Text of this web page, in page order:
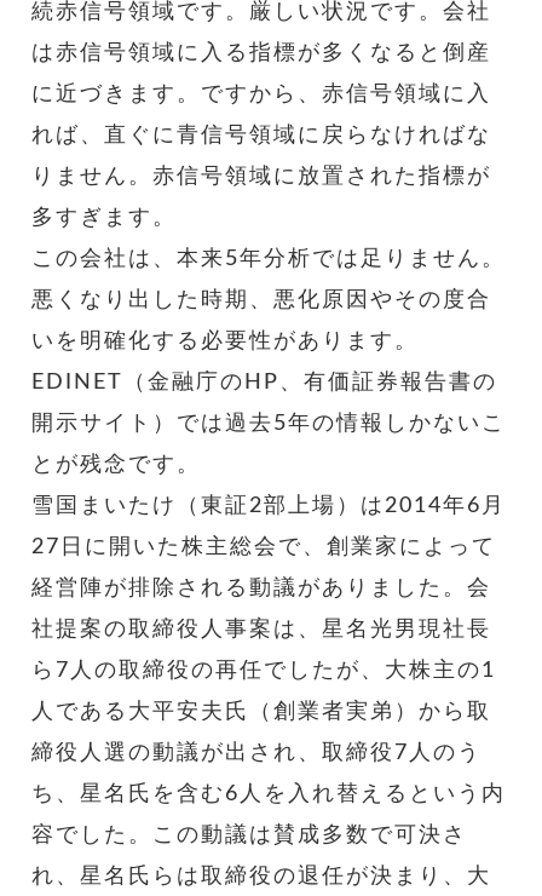
続赤信号領域です。厳しい状況です。会社
は赤信号領域に入る指標が多くなると倒産
に近づきます。ですから、赤信号領域に入
れば、直ぐに青信号領域に戻らなければな
りません。赤信号領域に放置された指標が
多すぎます。
この会社は、本来5年分析では足りません。
悪くなり出した時期、悪化原因やその度合
いを明確化する必要性があります。
EDINET（金融庁のHP、有価証券報告書の
開示サイト）では過去5年の情報しかないこ
とが残念です。
雪国まいたけ（東証2部上場）は2014年6月
27日に開いた株主総会で、創業家によって
経営陣が排除される動議がありました。会
社提案の取締役人事案は、星名光男現社長
ら7人の取締役の再任でしたが、大株主の1
人である大平安夫氏（創業者実弟）から取
締役人選の動議が出され、取締役7人のう
ち、星名氏を含む6人を入れ替えるという内
容でした。この動議は賛成多数で可決さ
れ、星名氏らは取締役の退任が決まり、大